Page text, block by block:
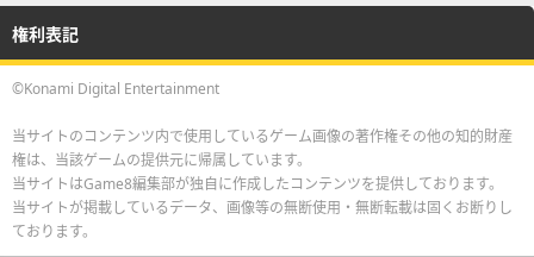
権利表記
©Konami Digital Entertainment
当サイトのコンテンツ内で使用しているゲーム画像の著作権その他の知的財産
権は、当該ゲームの提供元に帰属しています。
当サイトはGame8編集部が独自に作成したコンテンツを提供しております。
当サイトが掲載しているデータ、画像等の無断使用・無断転載は固くお断りし
ております。